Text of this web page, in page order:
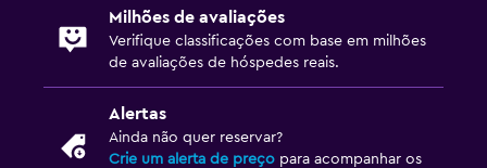
Milhões de avaliações
Verifique classificações com base em milhões
de avaliações de hóspedes reais.
Alertas
Ainda não quer reservar?
Crie um alerta de preço para acompanhar os